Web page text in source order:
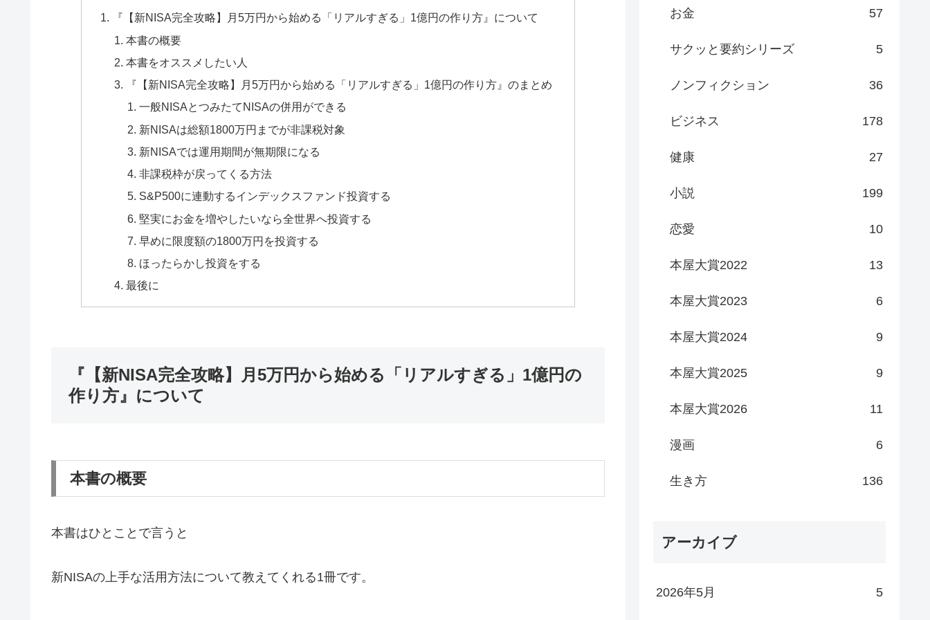
『【新NISA完全攻略】月5万円から始める「リアルすぎる」1億円の作り方』について
本書の概要
本書をオススメしたい人
『【新NISA完全攻略】月5万円から始める「リアルすぎる」1億円の作り方』のまとめ
一般NISAとつみたてNISAの併用ができる
新NISAは総額1800万円までが非課税対象
新NISAでは運用期間が無期限になる
非課税枠が戻ってくる方法
S&P500に連動するインデックスファンド投資する
堅実にお金を増やしたいなら全世界へ投資する
早めに限度額の1800万円を投資する
ほったらかし投資をする
最後に
『【新NISA完全攻略】月5万円から始める「リアルすぎる」1億円の
作り方』について
本書の概要
本書はひとことで言うと
新NISAの上手な活用方法について教えてくれる1冊です。
お金 57
サクッと要約シリーズ 5
ノンフィクション 36
ビジネス 178
健康 27
小説 199
恋愛 10
本屋大賞2022 13
本屋大賞2023 6
本屋大賞2024 9
本屋大賞2025 9
本屋大賞2026 11
漫画 6
生き方 136
アーカイブ
2026年5月 5